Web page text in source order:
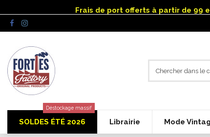
Frais de port offerts à partir de 99
SOLDES ÉTÉ 2026
Déstockage massif
Librairie Mode